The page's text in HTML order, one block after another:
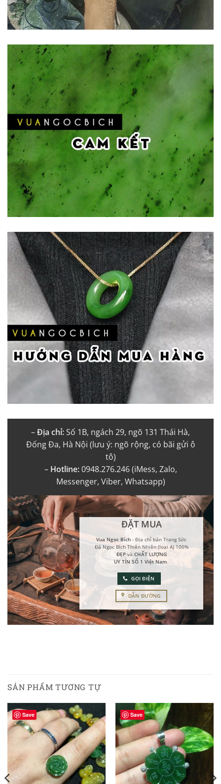
–Địa chỉ:Số 1B, ngách 29, ngõ 131 Thái Hà,
Đống Đa, Hà Nội (lưu ý: ngõ rộng, có bãi gửi ô
tô)
– Hotline:0948.276.246 (iMess, Zalo,
Messenger, Viber, Whatsapp)
ĐẶT MUA
Vua Ngọc Bích - Địa chỉ bán Trang Sức
Đá Ngọc Bích Thiên Nhiên (loại A) 100%
ĐẸPvà CHẤT LƯỢNG
UY TÍN SỐ 1 Việt Nam.
GỌI ĐIỆN
DẪN ĐƯỜNG
SẢN PHẨM TƯƠNG TỰ
Save Save